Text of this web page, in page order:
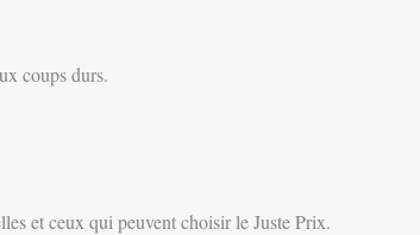
coups durs.
et ceux qui peuvent choisir le Juste Prix.